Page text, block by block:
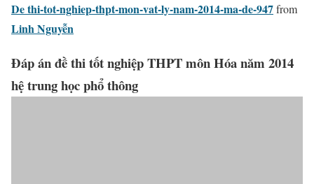
De thi-tot-nghiep-thpt-mon-vat-ly-nam-2014-ma-de-947from
Linh Nguyễn
Đáp án đề thi tốt nghiệp THPT môn Hóa năm 2014
hệ trung học phổ thông